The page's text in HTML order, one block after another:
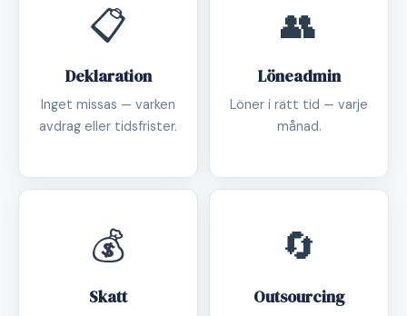
📋
Deklaration
Inget missas — varken
avdrag eller tidsfrister.
👥
Löneadmin
Löner i rätt tid — varje
månad.
💰
Skatt
🔄
Outsourcing